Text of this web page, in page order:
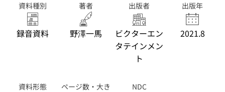
資料種別
録音資料
著者
野澤一馬
出版者
ビクターエン
タテインメン
ト
出版年
2021.8
資料形態
ページ数・大き
NDC